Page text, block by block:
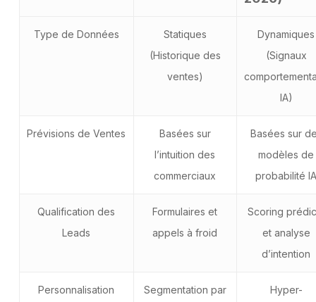
Type de Données
Statiques
(Historique des
ventes)
Dynamiques
(Signaux
IA)
Prévisions de Ventes
Basées sur
l’intuition des
commerciaux
Basées sur
modèles de
probabilité
Qualification des
Leads
Formulaires et
appels à froid
Scoring
et analyse
d’intention
Personnalisation
Segmentation par
Hyper-